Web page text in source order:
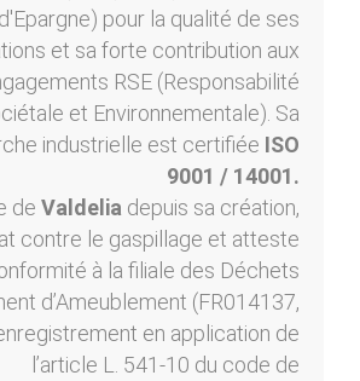
d'Epargne) pour la qualité de ses
et sa forte contribution aux
RSE (Responsabilité
et Environnementale). Sa
industrielle est certifiée ISO
9001 / 14001.
de Valdelia depuis sa création,
contre le gaspillage et atteste
à la filiale des Déchets
d’Ameublement (FR014137,
en application de
l’article L. 541-10 du code de